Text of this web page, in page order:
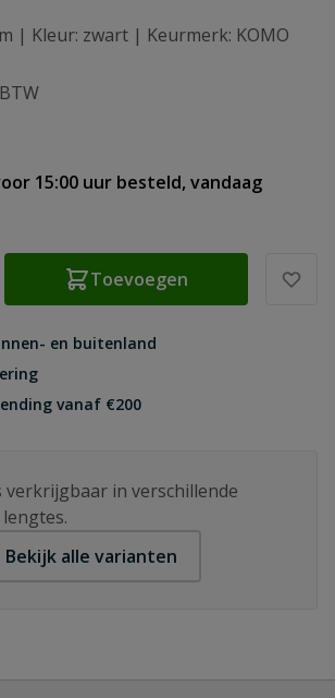
| Kleur: zwart | Keurmerk: KOMO
15:00 uur besteld, vandaag
Toevoegen
en buitenland
vanaf €200
verkrijgbaar in verschillende
Bekijk alle varianten